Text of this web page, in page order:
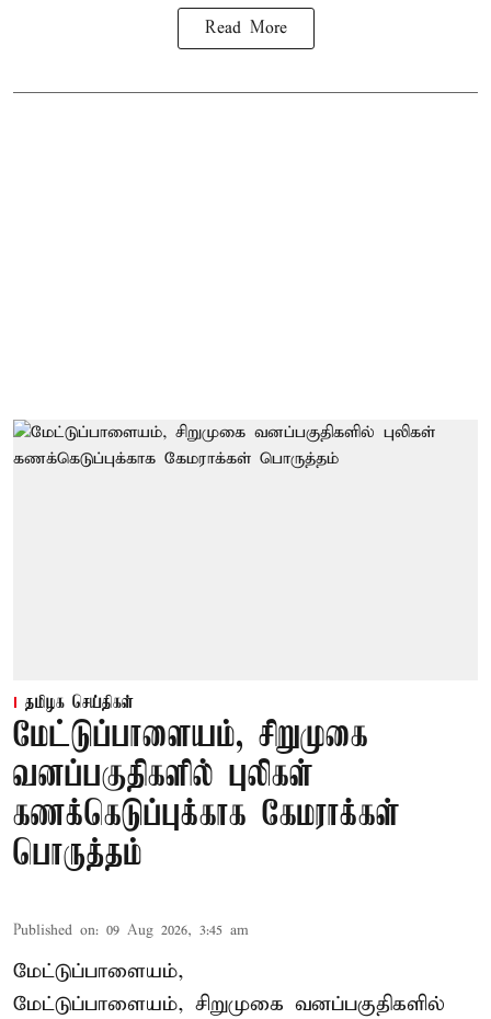
Read More
தமிழக செய்திகள்
மேட்டுப்பாளையம், சிறுமுகை
வனப்பகுதிகளில் புலிகள்
கணக்கெடுப்புக்காக கேமராக்கள்
பொருத்தம்
Published on: 09 Aug 2026, 3:45 am
மேட்டுப்பாளையம்,
மேட்டுப்பாளையம், சிறுமுகை வனப்பகுதிகளில்